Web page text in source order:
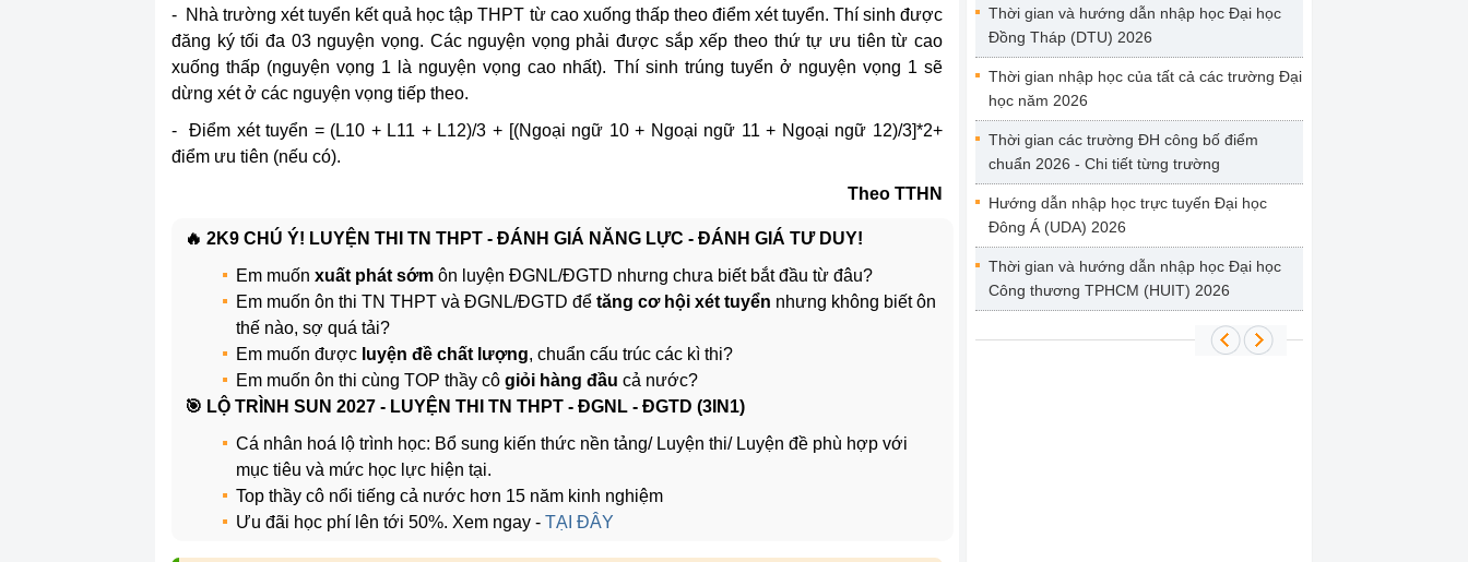
- Nhà trường xét tuyển kết quả học tập THPT từ cao xuống thấp theo điểm xét tuyển. Thí sinh được
đăng ký tối đa 03 nguyện vọng. Các nguyện vọng phải được sắp xếp theo thứ tự ưu tiên từ cao
xuống thấp (nguyện vọng 1 là nguyện vọng cao nhất). Thí sinh trúng tuyển ở nguyện vọng 1 sẽ
dừng xét ở các nguyện vọng tiếp theo.
- Điểm xét tuyển = (L10 + L11 + L12)/3 + [(Ngoại ngữ 10 + Ngoại ngữ 11 + Ngoại ngữ 12)/3]*2+
điểm ưu tiên (nếu có).
Theo TTHN
🔥 2K9 CHÚ Ý! LUYỆN THI TN THPT - ĐÁNH GIÁ NĂNG LỰC - ĐÁNH GIÁ TƯ DUY!
Em muốn xuất phát sớm ôn luyện ĐGNL/ĐGTD nhưng chưa biết bắt đầu từ đâu?
Em muốn ôn thi TN THPT và ĐGNL/ĐGTD để tăng cơ hội xét tuyển nhưng không biết ôn
thế nào, sợ quá tải?
Em muốn được luyện đề chất lượng, chuẩn cấu trúc các kì thi?
Em muốn ôn thi cùng TOP thầy cô giỏi hàng đầu cả nước?
️🎯 LỘ TRÌNH SUN 2027 - LUYỆN THI TN THPT - ĐGNL - ĐGTD (3IN1)
Cá nhân hoá lộ trình học: Bổ sung kiến thức nền tảng/ Luyện thi/ Luyện đề phù hợp với
mục tiêu và mức học lực hiện tại.
Top thầy cô nổi tiếng cả nước hơn 15 năm kinh nghiệm
Ưu đãi học phí lên tới 50%. Xem ngay - TẠI ĐÂY
Thời gian và hướng dẫn nhập học Đại học
Đồng Tháp (DTU) 2026
Thời gian nhập học của tất cả các trường Đại
học năm 2026
Thời gian các trường ĐH công bố điểm
chuẩn 2026 - Chi tiết từng trường
Hướng dẫn nhập học trực tuyến Đại học
Đông Á (UDA) 2026
Thời gian và hướng dẫn nhập học Đại học
Công thương TPHCM (HUIT) 2026